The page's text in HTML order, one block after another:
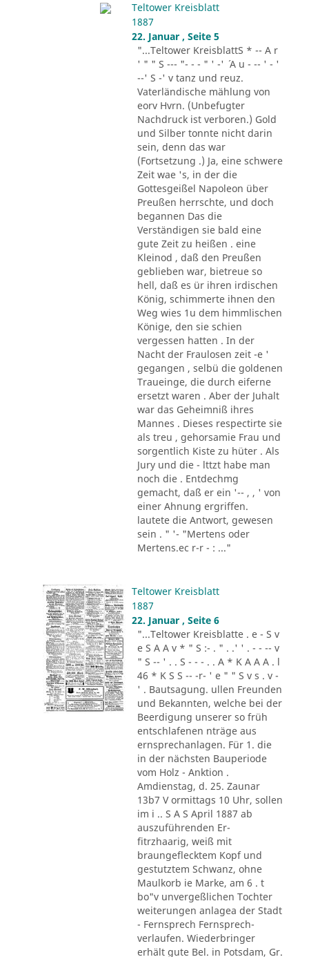
Teltower Kreisblatt
1887
22. Januar , Seite 5
"...Teltower KreisblattS * -- A r
' " " S --- "- - - " ' -' ´ A u - -- ' - '
--' S -' v tanz und reuz.
Vaterländische mählung von
eorv Hvrn. (Unbefugter
Nachdruck ist verboren.) Gold
und Silber tonnte nicht darin
sein, denn das war
(Fortsetzung .) Ja, eine schwere
Zeit wae 's, in der die
Gottesgeißel Napoleon über
Preußen herrschte, und doch
begannen Das die
Verständigen sie bald eine
gute Zeit zu heißen . eine
Kleinod , daß den Preußen
geblieben war, bietreue so
hell, daß es ür ihren irdischen
König, schimmerte ihnen den
Weg wies 1u dem himmlischen
Könige, den sie schien
vergessen hatten . In der
Nacht der Fraulosen zeit -e '
gegangen , selbü die goldenen
Traueinge, die durch eiferne
ersetzt waren . Aber der Juhalt
war das Geheimniß ihres
Mannes . Dieses respectirte sie
als treu , gehorsamie Frau und
sorgentlich Kiste zu hüter . Als
Jury und die - lttzt habe man
noch die . Entdechmg
gemacht, daß er ein '-- , , ' von
einer Ahnung ergriffen.
lautete die Antwort, gewesen
sein . " '- "Mertens oder
Mertens.ec r-r - : ..."
Teltower Kreisblatt
1887
22. Januar , Seite 6
"...Teltower Kreisblatte . e - S v
e S A A v * " S :- . " . .' ' . - - -- v
" S -- ' . . S - - - . . A * K A A A . l
46 * K S S -- -r- ' e " " S v s . v -
' . Bautsagung. ullen Freunden
und Bekannten, welche bei der
Beerdigung unserer so früh
entschlafenen nträge aus
ernsprechanlagen. Für 1. die
in der nächsten Bauperiode
vom Holz - Anktion .
Amdienstag, d. 25. Zaunar
13b7 V ormittags 10 Uhr, sollen
im i .. S A S April 1887 ab
auszuführenden Er-
fitrzhaarig, weiß mit
braungeflecktem Kopf und
gestutztem Schwanz, ohne
Maulkorb ie Marke, am 6 . t
bo"v unvergeßlichen Tochter
weiterungen anlagea der Stadt
- Fernsprech Fernsprech-
verlaufen. Wiederbringer
erhält gute Bel. in Potsdam, Gr.